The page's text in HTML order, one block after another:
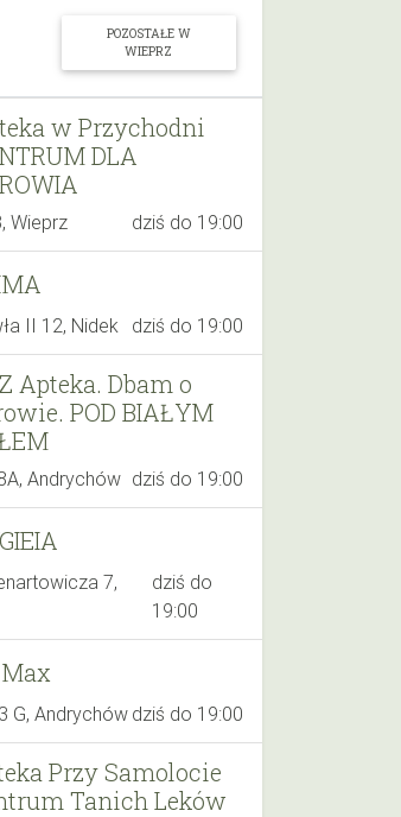
POZOSTAŁE W
WIEPRZ
w Przychodni
DLA
Wieprz dziś do 19:00
II 12, Nidek dziś do 19:00
Apteka. Dbam o
POD BIAŁYM
Andrychów dziś do 19:00
7,
dziś do
19:00
G, Andrychów dziś do 19:00
Przy Samolocie
Tanich Leków